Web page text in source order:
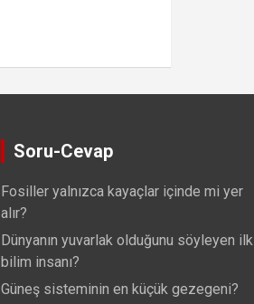
Soru-Cevap
Fosiller yalnızca kayaçlar içinde mi yer
alır?
Dünyanın yuvarlak olduğunu söyleyen ilk
bilim insanı?
Güneş sisteminin en küçük gezegeni?